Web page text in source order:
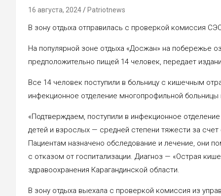
16 августа, 2024 Patriotnews
В зону отдыха отправилась с проверкой комиссия
На популярной зоне отдыха «Досжан» на побережье
предположительно пищей 14 человек, передает
Все 14 человек поступили в больницу с кишечным
инфекционное отделение многопрофильной больницы
«Подтверждаем, поступили в инфекционное
детей и взрослых — средней степени тяжести за
Пациентам назначено обследование и лечение, они
с отказом от госпитализации. Диагноз — «Острая
здравоохранения Карагандинской области.
В зону отдыха выехала с проверкой комиссия из